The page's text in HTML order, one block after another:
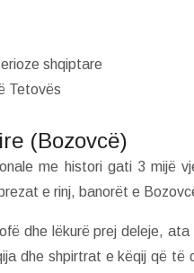
shqiptare
Tetovës
(Bozovcë)
me histori gati 3 mijë
e rinj, banorët e
dhe lëkurë prej deleje,
dhe shpirtrat e këqij që